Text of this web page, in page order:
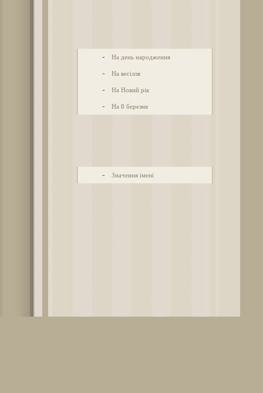
- На день народження
- На весілля
- На Новий рік
- На 8 березня
- Значення імені